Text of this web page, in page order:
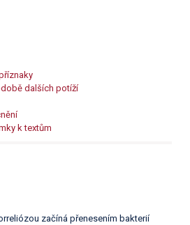
dalších potíží
k textům
začíná přenesením bakterií